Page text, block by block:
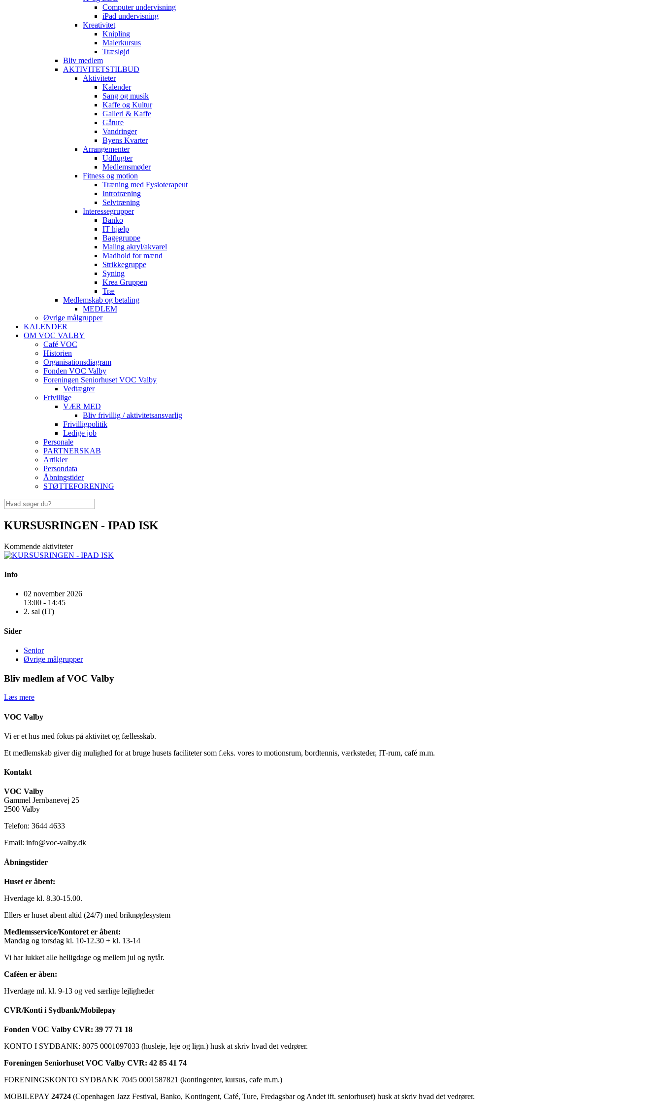
Computer undervisning
iPad undervisning
Kreativitet
Knipling
Malerkursus
Træsløjd
Bliv medlem
AKTIVITETSTILBUD
Aktiviteter
Kalender
Sang og musik
Kaffe og Kultur
Galleri & Kaffe
Gåture
Vandringer
Byens Kvarter
Arrangementer
Udflugter
Medlemsmøder
Fitness og motion
Træning med Fysioterapeut
Introtræning
Selvtræning
Interessegrupper
Banko
IT hjælp
Bagegruppe
Maling akryl/akvarel
Madhold for mænd
Strikkegruppe
Syning
Krea Gruppen
Træ
Medlemskab og betaling
MEDLEM
Øvrige målgrupper
KALENDER
OM VOC VALBY
Café VOC
Historien
Organisationsdiagram
Fonden VOC Valby
Foreningen Seniorhuset VOC Valby
Vedtægter
Frivillige
VÆR MED
Bliv frivillig / aktivitetsansvarlig
Frivilligpolitik
Ledige job
Personale
PARTNERSKAB
Artikler
Persondata
Åbningstider
STØTTEFORENING
KURSUSRINGEN - IPAD ISK
Kommende aktiviteter
Info
02 november 2026
13:00 - 14:45
2. sal (IT)
Sider
Senior
Øvrige målgrupper
Bliv medlem af VOC Valby
Læs mere
VOC Valby
Vi er et hus med fokus på aktivitet og fællesskab.
Et medlemskab giver dig mulighed for at bruge husets faciliteter som f.eks. vores to motionsrum, bordtennis, værksteder, IT-rum, café m.m.
Kontakt
VOC Valby
Gammel Jernbanevej 25
2500 Valby
Telefon: 3644 4633
Email: info@voc-valby.dk
Åbningstider
Huset er åbent:
Hverdage kl. 8.30-15.00.
Ellers er huset åbent altid (24/7) med briknøglesystem
Medlemsservice/Kontoret er åbent:
Mandag og torsdag kl. 10-12.30 + kl. 13-14
Vi har lukket alle helligdage og mellem jul og nytår.
Caféen er åben:
Hverdage ml. kl. 9-13 og ved særlige lejligheder
CVR/Konti i Sydbank/Mobilepay
Fonden VOC Valby CVR: 39 77 71 18
KONTO I SYDBANK: 8075 0001097033 (husleje, leje og lign.) husk at skriv hvad det vedrører.
Foreningen Seniorhuset VOC Valby CVR: 42 85 41 74
FORENINGSKONTO SYDBANK 7045 0001587821 (kontingenter, kursus, cafe m.m.)
MOBILEPAY 24724 (Copenhagen Jazz Festival, Banko, Kontingent, Café, Ture, Fredagsbar og Andet ift. seniorhuset) husk at skriv hvad det vedrører.